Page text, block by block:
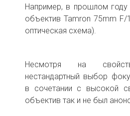
Например, в прошлом году
объектив Tamron 75mm
оптическая схема).
Несмотря на
нестандартный выбор
в сочетании с высокой
объектив так и не был